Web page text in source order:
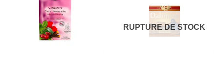
RUPTURE DE STOCK